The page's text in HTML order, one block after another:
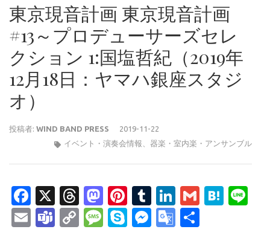
東京現音計画 東京現音計画
#13～プロデューサーズセレ
クション 1:国塩哲紀（2019年
12月18日：ヤマハ銀座スタジ
オ）
投稿者: WIND BAND PRESS
2019-11-22
イベント・演奏会情報
器楽・室内楽・アンサンブル
Facebook
X Threads
Mastodon
Pinterest
Tumblr
LinkedIn
Gmail
EmailTeams
CopyMessage
SkypeMessenger
Google